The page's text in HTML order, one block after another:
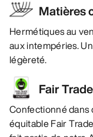
Matières
Hermétiques au
aux intempéries.
légèreté.
Fair
Confectionné dans
équitable Fair